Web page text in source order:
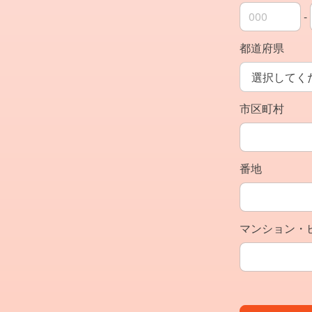
郵便番号の上-
郵便番号の下
都道府県
市区町村
番地
マンション・